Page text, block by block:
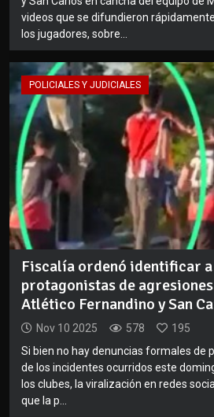
videos que se difundieron
los jugadores, sobre...
POLICIALES Y JUDICIALES
Fiscalía ordenó identificar
protagonistas de
Atlético Fernandino y San
Nov 10 2025 578
195
Si bien no hay denuncias formales de
de los incidentes ocurridos este
los clubes, la viralización en redes
que la p...